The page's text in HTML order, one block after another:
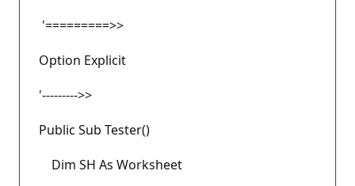
'=========>>
Option Explicit
'--------->>
Public Sub Tester()
Dim SH As Worksheet